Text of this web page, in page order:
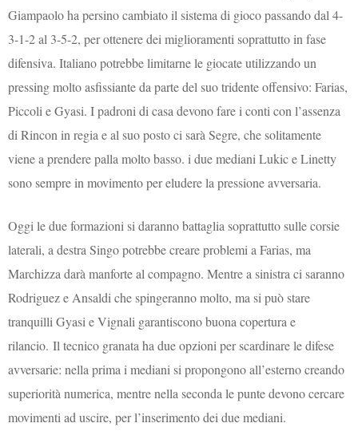
Giampaolo ha persino cambiato il sistema di gioco passando dal 4-
3-1-2 al 3-5-2, per ottenere dei miglioramenti soprattutto in fase
difensiva. Italiano potrebbe limitarne le giocate utilizzando un
pressing molto asfissiante da parte del suo tridente offensivo: Farias,
Piccoli e Gyasi. I padroni di casa devono fare i conti con l’assenza
di Rincon in regia e al suo posto ci sarà Segre, che solitamente
viene a prendere palla molto basso. i due mediani Lukic e Linetty
sono sempre in movimento per eludere la pressione avversaria.
Oggi le due formazioni si daranno battaglia soprattutto sulle corsie
laterali, a destra Singo potrebbe creare problemi a Farias, ma
Marchizza darà manforte al compagno. Mentre a sinistra ci saranno
Rodriguez e Ansaldi che spingeranno molto, ma si può stare
tranquilli Gyasi e Vignali garantiscono buona copertura e
rilancio. Il tecnico granata ha due opzioni per scardinare le difese
avversarie: nella prima i mediani si propongono all’esterno creando
superiorità numerica, mentre nella seconda le punte devono cercare
movimenti ad uscire, per l’inserimento dei due mediani.